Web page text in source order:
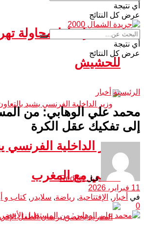
سبتة.. إحباط محاولة
للحشيش
وزير الداخلية الفرنسي
الأمني مع المغرب
أي نتيجة
عرض كل النتائج
أي نتيجة
عرض كل النتائج
الرئيسية أخبار
محمد علي الوهابي: من
إلى تفكيك عقل الكرة
قبل Redact
11 فبراير، 2026
في أخبار , الإفتتاحية, رياضة, سلايدر , كتاب و
0